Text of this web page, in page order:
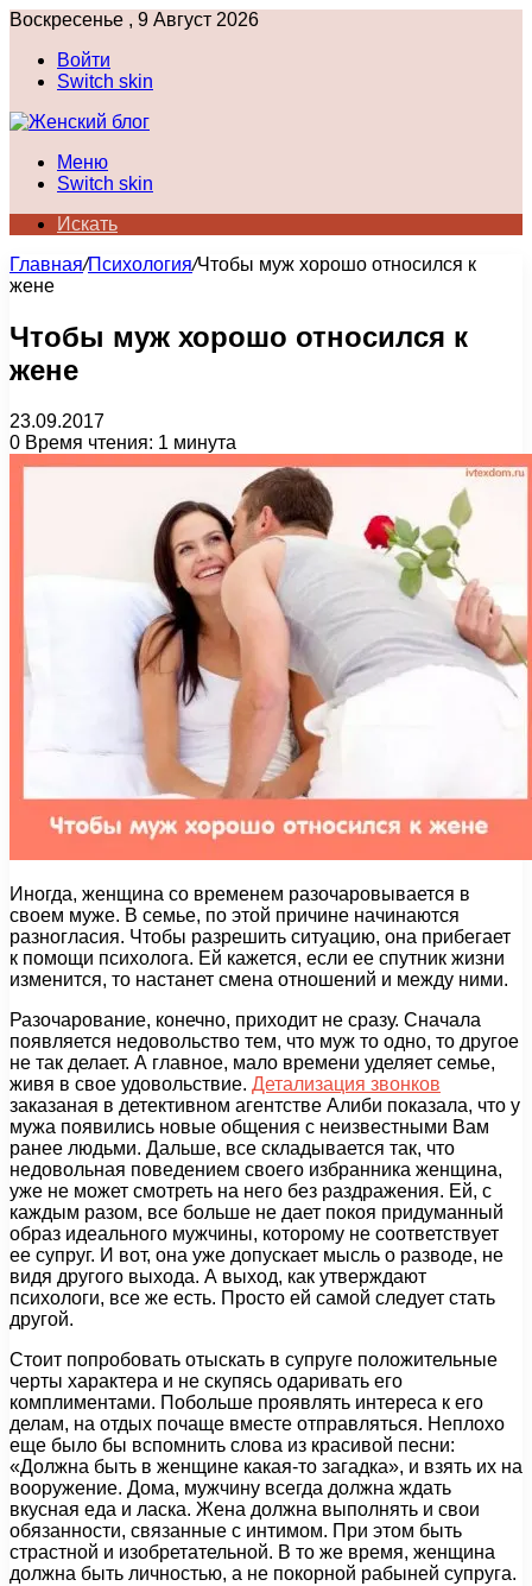
Воскресенье , 9 Август 2026
Войти
Switch skin
Меню
Switch skin
Искать
Главная/Психология/Чтобы муж хорошо относился к
жене
Чтобы муж хорошо относился к
жене
23.09.2017
0 Время чтения: 1 минута
Иногда, женщина со временем разочаровывается в
своем муже. В семье, по этой причине начинаются
разногласия. Чтобы разрешить ситуацию, она прибегает
к помощи психолога. Ей кажется, если ее спутник жизни
изменится, то настанет смена отношений и между ними.
Разочарование, конечно, приходит не сразу. Сначала
появляется недовольство тем, что муж то одно, то другое
не так делает. А главное, мало времени уделяет семье,
живя в свое удовольствие. Детализация звонков
заказаная в детективном агентстве Алиби показала, что у
мужа появились новые общения с неизвестными Вам
ранее людьми. Дальше, все складывается так, что
недовольная поведением своего избранника женщина,
уже не может смотреть на него без раздражения. Ей, с
каждым разом, все больше не дает покоя придуманный
образ идеального мужчины, которому не соответствует
ее супруг. И вот, она уже допускает мысль о разводе, не
видя другого выхода. А выход, как утверждают
психологи, все же есть. Просто ей самой следует стать
другой.
Стоит попробовать отыскать в супруге положительные
черты характера и не скупясь одаривать его
комплиментами. Побольше проявлять интереса к его
делам, на отдых почаще вместе отправляться. Неплохо
еще было бы вспомнить слова из красивой песни:
«Должна быть в женщине какая-то загадка», и взять их на
вооружение. Дома, мужчину всегда должна ждать
вкусная еда и ласка. Жена должна выполнять и свои
обязанности, связанные с интимом. При этом быть
страстной и изобретательной. В то же время, женщина
должна быть личностью, а не покорной рабыней супруга.